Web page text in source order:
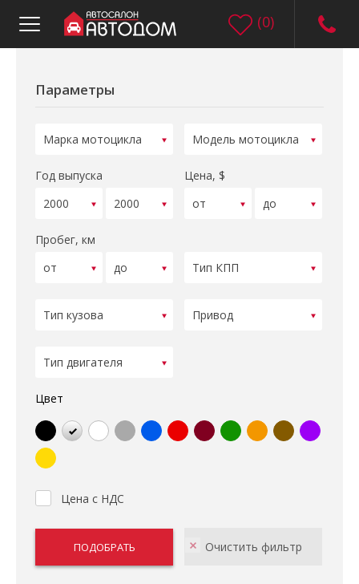
(0)
Параметры
Год выпуска Цена, $
Пробег, км
Цвет
Цена с НДС